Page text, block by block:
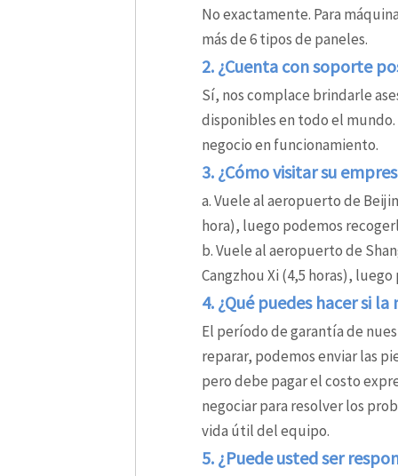
No exactamente. Para
más de 6 tipos de paneles.
2. ¿Cuenta con soporte
Sí, nos complace brindarle
disponibles en todo el
negocio en funcionamiento.
3. ¿Cómo visitar su
a. Vuele al aeropuerto de
hora), luego podemos
b. Vuele al aeropuerto de
Cangzhou Xi (4,5 horas),
4. ¿Qué puedes hacer si
El período de garantía de
reparar, podemos enviar las
pero debe pagar el costo
negociar para resolver los
vida útil del equipo.
5. ¿Puede usted ser